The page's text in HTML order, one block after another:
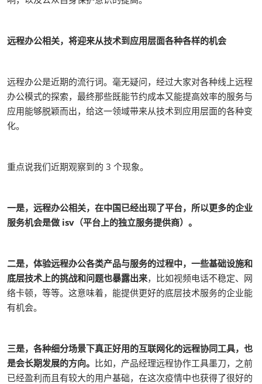
远程办公相关，将迎来从技术到应用层面各种各样的机会
远程办公是近期的流行词。毫无疑问，经过大家对各种线上远程
办公模式的探索，最终那些既能节约成本又能提高效率的服务与
应用能够脱颖而出，给这一领域带来从技术到应用层面的各种变
化。
重点说我们近期观察到的 3 个现象。
一是，远程办公相关，在中国已经出现了平台，所以更多的企业
服务机会是做 isv（平台上的独立服务提供商）。
二是，体验远程办公各类产品与服务的过程中，一些基础设施和
底层技术上的挑战和问题也暴露出来，比如视频电话不稳定、网
络卡顿，等等。这意味着，能提供更好的底层技术服务的企业能
有机会。
三是，各种细分场景下真正好用的互联网化的远程协同工具，也
是会长期发展的方向。 比如，产品经理远程协作工具墨刀，之前
已经盈利而且有较大的用户基础，在这次疫情中也获得了很好的